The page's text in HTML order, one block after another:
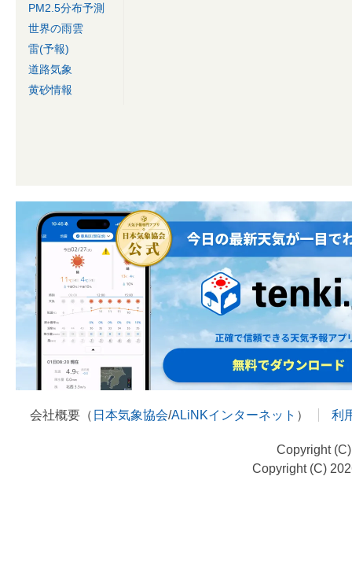
PM2.5分布予測
世界の雨雲
雷(予報)
道路気象
黄砂情報
会社概要（ 日本気象協会/ALiNKインターネット ） 利
Copyright
Copyright (C)